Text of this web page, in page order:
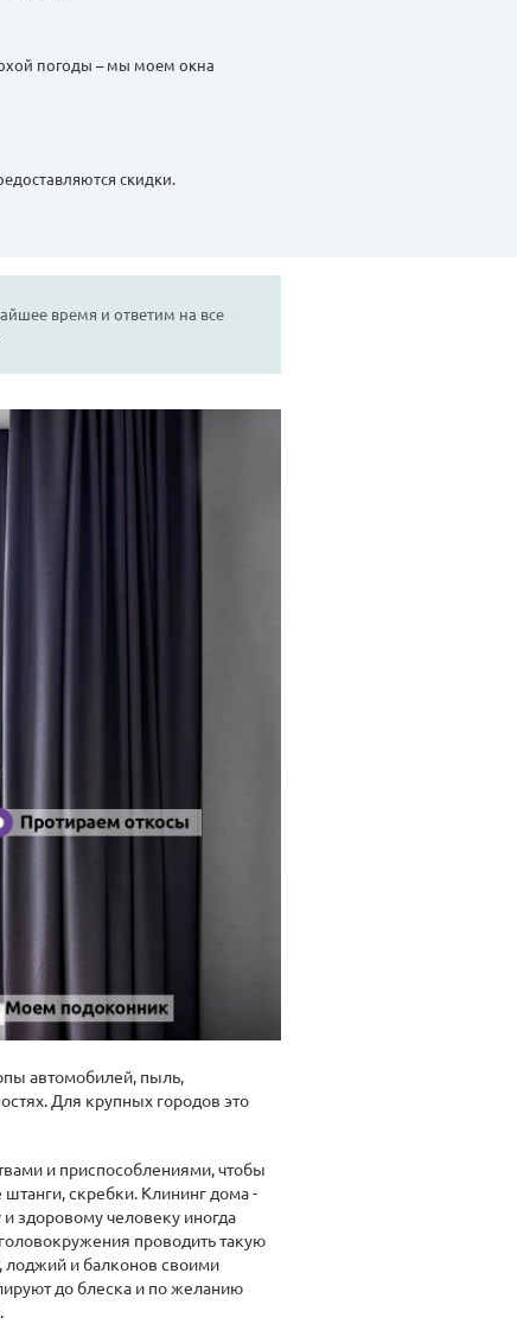
погоды – мы моем окна
скидки.
время и ответим на все
автомобилей, пыль,
Для крупных городов это
и приспособлениями, чтобы
скребки. Клининг дома -
здоровому человеку иногда
проводить такую
лоджий и балконов своими
до блеска и по желанию